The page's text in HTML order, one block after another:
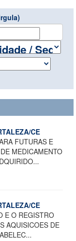
CE
FUTURAS E
MEDICAMENTO
CE
E O REGISTRO
AQUISICOES DE